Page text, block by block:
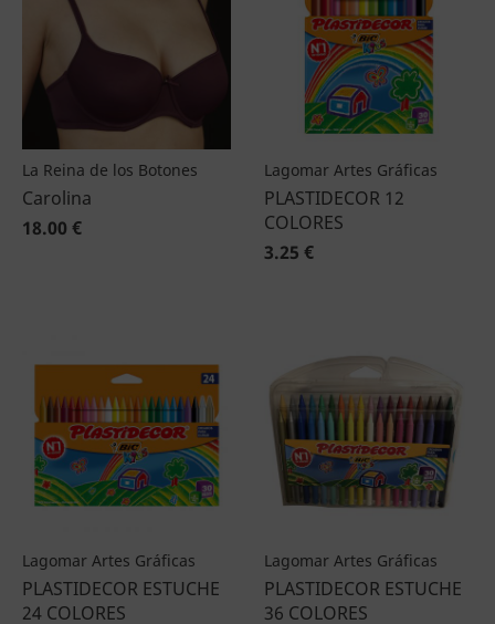
La Reina de los Botones
Carolina
18.00 €
Lagomar Artes Gráficas
PLASTIDECOR 12
COLORES
3.25 €
Lagomar Artes Gráficas
PLASTIDECOR ESTUCHE
24 COLORES
Lagomar Artes Gráficas
PLASTIDECOR ESTUCHE
36 COLORES